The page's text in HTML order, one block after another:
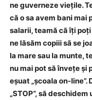
ne guverneze viețile.
că o sa avem bani mai
salarii, teamă că îți
ne lăsăm copiii să se
la mare sau la munte,
nu mai pot să învețe și
eșuat „școala on-line”.
„STOP”, să